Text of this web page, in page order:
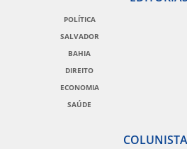
POLÍTICA
SALVADOR
BAHIA
DIREITO
ECONOMIA
SAÚDE